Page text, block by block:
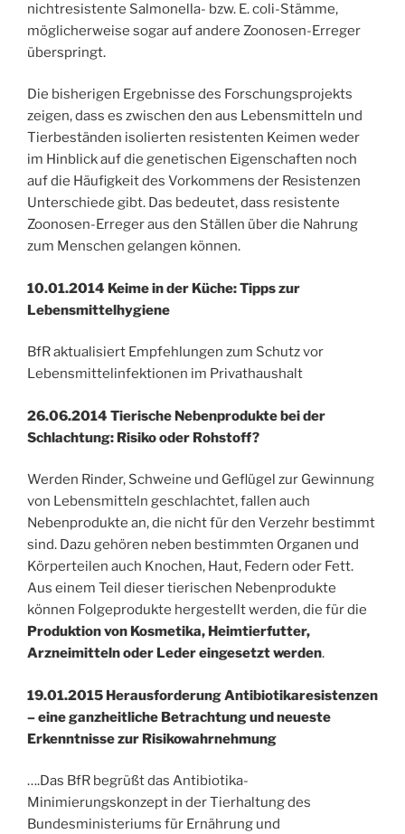
nichtresistente Salmonella- bzw. E. coli-Stämme,
möglicherweise sogar auf andere Zoonosen-Erreger
überspringt.
Die bisherigen Ergebnisse des Forschungsprojekts
zeigen, dass es zwischen den aus Lebensmitteln und
Tierbeständen isolierten resistenten Keimen weder
im Hinblick auf die genetischen Eigenschaften noch
auf die Häufigkeit des Vorkommens der Resistenzen
Unterschiede gibt. Das bedeutet, dass resistente
Zoonosen-Erreger aus den Ställen über die Nahrung
zum Menschen gelangen können.
10.01.2014 Keime in der Küche: Tipps zur
Lebensmittelhygiene
BfR aktualisiert Empfehlungen zum Schutz vor
Lebensmittelinfektionen im Privathaushalt
26.06.2014 Tierische Nebenprodukte bei der
Schlachtung: Risiko oder Rohstoff?
Werden Rinder, Schweine und Geflügel zur Gewinnung
von Lebensmitteln geschlachtet, fallen auch
Nebenprodukte an, die nicht für den Verzehr bestimmt
sind. Dazu gehören neben bestimmten Organen und
Körperteilen auch Knochen, Haut, Federn oder Fett.
Aus einem Teil dieser tierischen Nebenprodukte
können Folgeprodukte hergestellt werden, die für die
Produktion von Kosmetika, Heimtierfutter,
Arzneimitteln oder Leder eingesetzt werden.
19.01.2015 Herausforderung Antibiotikaresistenzen
– eine ganzheitliche Betrachtung und neueste
Erkenntnisse zur Risikowahrnehmung
….Das BfR begrüßt das Antibiotika-
Minimierungskonzept in der Tierhaltung des
Bundesministeriums für Ernährung und